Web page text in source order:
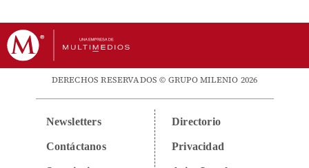
DERECHOS RESERVADOS © GRUPO MILENIO 2026
Newsletters
Contáctanos
Directorio
Privacidad